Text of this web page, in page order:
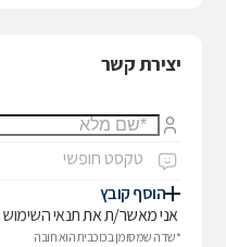
יצירת קשר
הוסף קובץ
אני מאשר/ת אתתנאי השימוש
*שדה שמסומן בכוכבית הוא חובה